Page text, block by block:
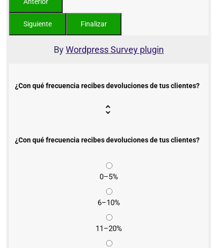
ByWordpress Survey plugin
¿Con qué frecuencia recibes devoluciones de tus clientes?
¿Con qué frecuencia recibes devoluciones de tus clientes?
0–5%
6–10%
11–20%